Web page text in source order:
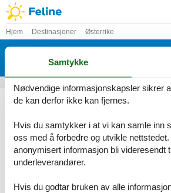
Hjem Destinasjoner Østerrike
Feriehus Wien
Her finner du det største utvalget av
Ved Feline vil du alltid finne det største
kontakt oss, hvis du har spørsmål.
Velg mellom 109 feriehus
feriehus Wien
Samtykke
Nødvendige informasjonskapsler sikrer
de kan derfor ikke kan fjernes.
Hvis du samtykker i at vi kan samle inn
oss med å forbedre og utvikle
anonymisert informasjon bli videresendt
underleverandører.
Hvis du godtar bruken av alle